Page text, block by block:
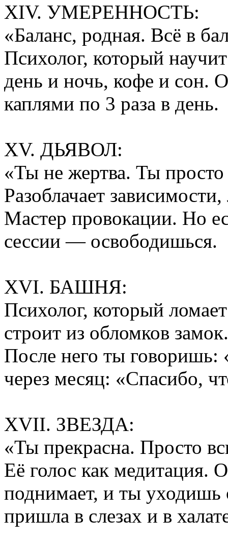
XIV. УМЕРЕННОСТЬ:
«Баланс, родная. Всё в
Психолог, который
день и ночь, кофе и сон.
каплями по 3 раза в день.
XV. ДЬЯВОЛ:
«Ты не жертва. Ты просто
Разоблачает
Мастер провокации. Но
сессии — освободишься.
XVI. БАШНЯ:
Психолог, который
строит из обломков замок.
После него ты
через месяц: «Спасибо,
XVII. ЗВЕЗДА:
«Ты прекрасна. Просто
Её голос как медитация.
поднимает, и ты
пришла в слезах и в